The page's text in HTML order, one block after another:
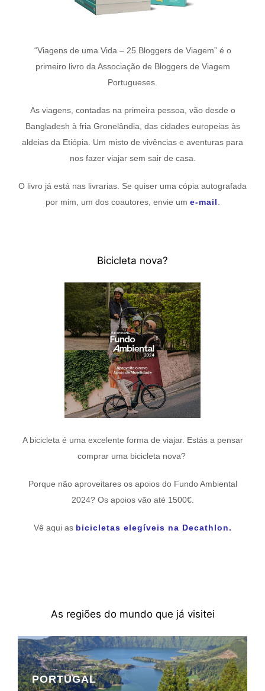
“Viagens de uma Vida – 25 Bloggers de Viagem” é o
primeiro livro da Associação de Bloggers de Viagem
Portugueses.
As viagens, contadas na primeira pessoa, vão desde o
Bangladesh à fria Gronelândia, das cidades europeias às
aldeias da Etiópia. Um misto de vivências e aventuras para
nos fazer viajar sem sair de casa.
O livro já está nas livrarias. Se quiser uma cópia autografada
por mim, um dos coautores, envie um e-mail
Bicicleta nova?
A bicicleta é uma excelente forma de viajar. Estás a pensar
comprar uma bicicleta nova?
Porque não aproveitares os apoios do Fundo Ambiental
2024? Os apoios vão até 1500€.
Vê aqui as bicicletas elegíveis na Decathlon.
As regiões do mundo que já visitei
PORTUGAL